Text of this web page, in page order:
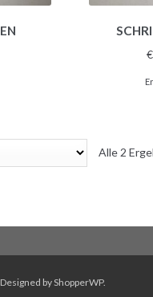
€
Alle 2
byShopperWP.